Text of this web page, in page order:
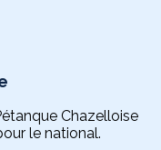
Chazelloise
le national.